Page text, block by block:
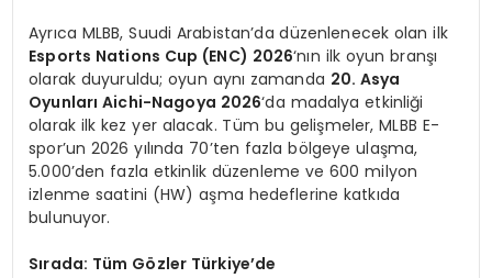
Ayrıca MLBB, Suudi Arabistan’da düzenlenecek olan ilk
Esports Nations Cup (ENC) 2026‘nın ilk oyun branşı
olarak duyuruldu; oyun aynı zamanda 20. Asya
Oyunları Aichi-Nagoya 2026‘da madalya etkinliği
olarak ilk kez yer alacak. Tüm bu gelişmeler, MLBB E-
spor’un 2026 yılında 70’ten fazla bölgeye ulaşma,
5.000’den fazla etkinlik düzenleme ve 600 milyon
izlenme saatini (HW) aşma hedeflerine katkıda
bulunuyor.
Sırada: Tüm Gözler Türkiye’de